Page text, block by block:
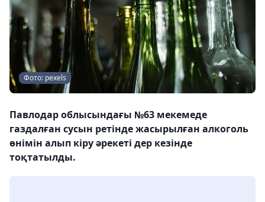
Фото: pexels
Павлодар облысындағы №63 мекемеде
газдалған сусын ретінде жасырылған алкоголь
өнімін алып кіру әрекеті дер кезінде
тоқтатылды.